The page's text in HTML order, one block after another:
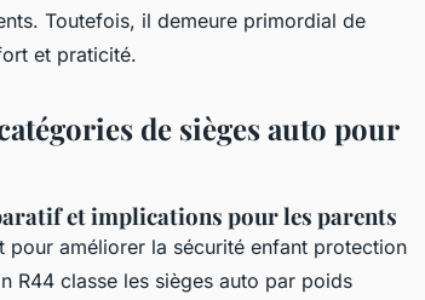
Toutefois, il demeure primordial de
et praticité.
de sièges auto pour
et implications pour les parents
pour améliorer la sécurité enfant protection
R44 classe les sièges auto par poids